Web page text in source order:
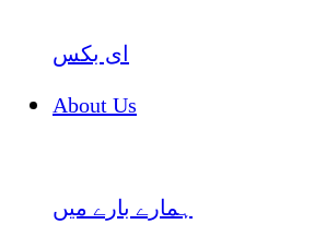
ای بکس
About Us
ہمارے بارے میں